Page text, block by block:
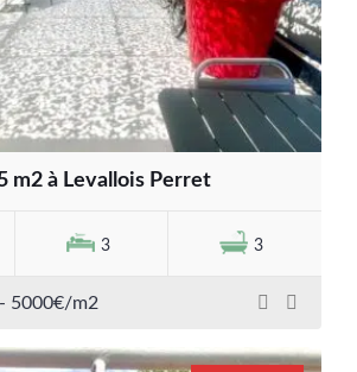
m2 à Levallois Perret
3 3
5000€/m2